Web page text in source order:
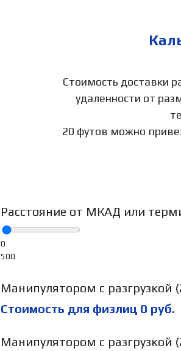
Стоимость доставки
удаленности от
20 футов можно
Расстояние от МКАД или
0
500
Манипулятором с разгрузкой
Стоимость для физлиц 0 руб.
Манипулятором с разгрузкой